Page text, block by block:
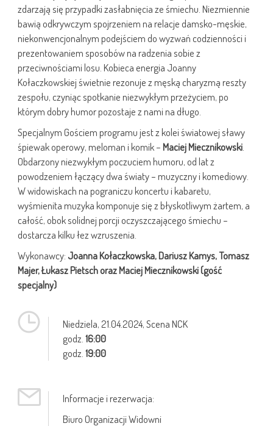
zdarzają się przypadki zasłabnięcia ze śmiechu. Niezmiennie
bawią odkrywczym spojrzeniem na relacje damsko-męskie,
niekonwencjonalnym podejściem do wyzwań codzienności i
prezentowaniem sposobów na radzenia sobie z
przeciwnościami losu. Kobieca energia Joanny
Kołaczkowskiej świetnie rezonuje z męską charyzmą reszty
zespołu, czyniąc spotkanie niezwykłym przeżyciem, po
którym dobry humor pozostaje z nami na długo.
Specjalnym Gościem programu jest z kolei światowej sławy
śpiewak operowy, meloman i komik –Maciej Miecznikowski
Obdarzony niezwykłym poczuciem humoru, od lat z
powodzeniem łączący dwa światy – muzyczny i komediowy.
W widowiskach na pograniczu koncertu i kabaretu,
wyśmienita muzyka komponuje się z błyskotliwym żartem, a
całość, obok solidnej porcji oczyszczającego śmiechu –
dostarcza kilku łez wzruszenia.
Wykonawcy: Joanna Kołaczkowska, Dariusz Kamys, Tomasz
Majer, Łukasz Pietsch oraz Maciej Miecznikowski (gość
specjalny)
Niedziela,21.04.2024, Scena NCK
godz. 16:00
godz. 19:00
Informacje i rezerwacja:
Biuro Organizacji Widowni